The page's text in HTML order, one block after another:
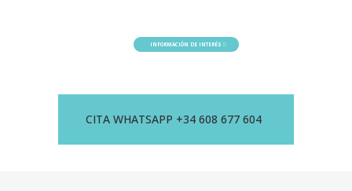
INFORMACIÓN DE INTERÉS
CITA WHATSAPP +34 608 677 604